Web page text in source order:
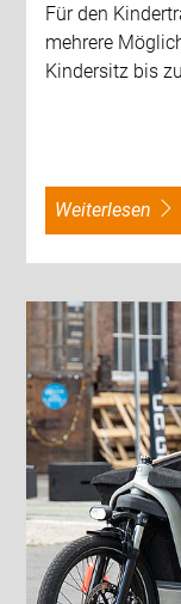
Für den
mehrere
Kindersitz bis
weiterlesen